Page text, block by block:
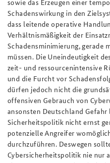
Schadenswirkung in den
dass leitende operative
Verhältnismäßigkeit der
Schadensminimierung, gerade
müssen. Die Uneindeutigkeit
zeit- und ressourcenintensive
und die Furcht vor
dürfen jedoch nicht die
offensiven Gebrauch von
ansonsten Deutschland
Sicherheitspolitik nicht ernst
potenzielle Angreifer
durchzuführen. Deswegen
Cybersicherheitspolitik nie nur